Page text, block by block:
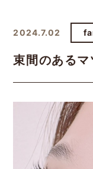
2024.7.02
束間のあるマ